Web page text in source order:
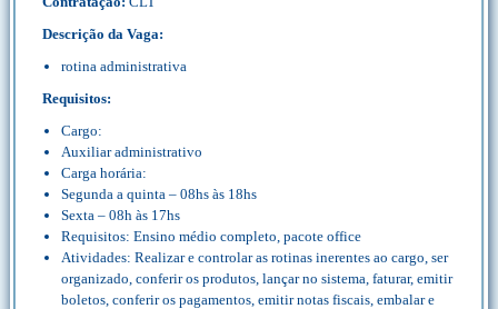
Descrição da Vaga:
rotina administrativa
Requisitos:
Cargo:
Auxiliar administrativo
Carga horária:
Segunda a quinta – 08hs às 18hs
Sexta – 08h às 17hs
Requisitos: Ensino médio completo, pacote office
Atividades: Realizar e controlar as rotinas inerentes ao cargo, ser
organizado, conferir os produtos, lançar no sistema, faturar, emitir
boletos, conferir os pagamentos, emitir notas fiscais, embalar e